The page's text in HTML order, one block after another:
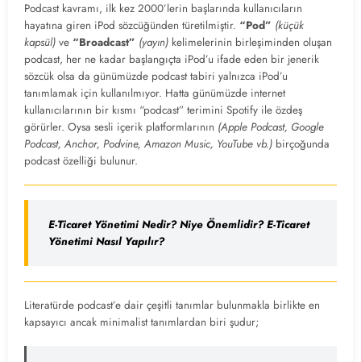
Podcast kavramı, ilk kez 2000’lerin başlarında kullanıcıların
hayatına giren iPod sözcüğünden türetilmiştir. “Pod” (küçük
kapsül) ve “Broadcast” (yayın) kelimelerinin birleşiminden oluşan
podcast, her ne kadar başlangıçta iPod’u ifade eden bir jenerik
sözcük olsa da günümüzde podcast tabiri yalnızca iPod’u
tanımlamak için kullanılmıyor. Hatta günümüzde internet
kullanıcılarının bir kısmı “podcast” terimini Spotify ile özdeş
görürler. Oysa sesli içerik platformlarının (Apple Podcast, Google
Podcast, Anchor, Podvine, Amazon Music, YouTube vb.) birçoğunda
podcast özelliği bulunur.
E-Ticaret Yönetimi Nedir? Niye Önemlidir? E-Ticaret
Yönetimi Nasıl Yapılır?
Literatürde podcast’e dair çeşitli tanımlar bulunmakla birlikte en
kapsayıcı ancak minimalist tanımlardan biri şudur;